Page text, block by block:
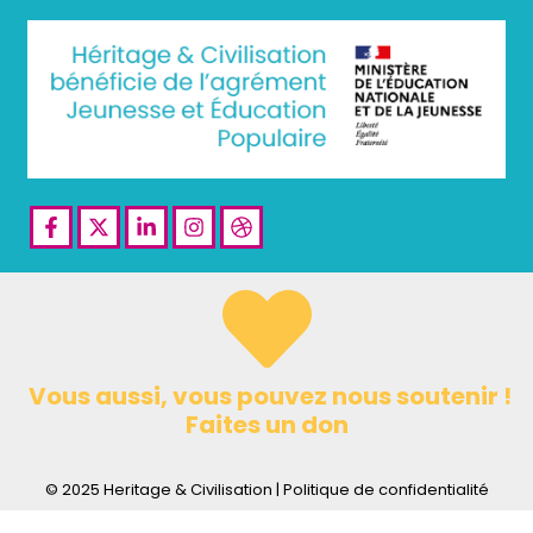
Facebook-
f
X-
twitter
Linkedin-
in
Instagram
Dribbble
Vous aussi, vous pouvez nous soutenir !
Faites un don
© 2025 Heritage & Civilisation | Politique de confidentialité